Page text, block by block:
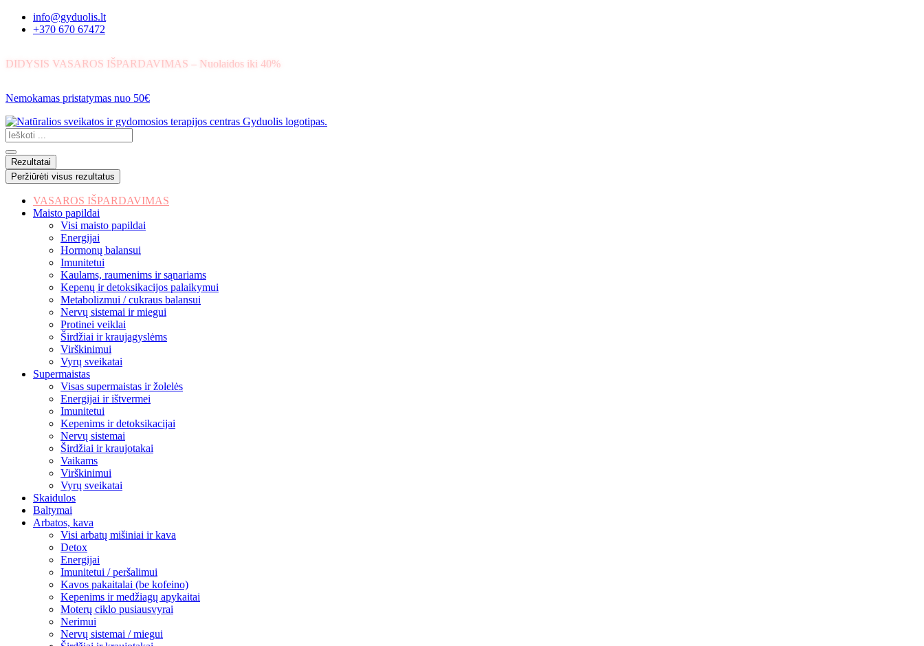
info@gyduolis.lt
+370 670 67472
VASAROS IŠPARDAVIMAS – Nuolaidos iki 40%
Nemokamas pristatymas nuo 50€
Search
...
Rezultatai
Peržiūrėti visus rezultatus
VASAROS IŠPARDAVIMAS
Maisto papildai
Visi maisto papildai
Energijai
Hormonų balansui
Imunitetui
Kaulams, raumenims ir sąnariams
Kepenų ir detoksikacijos palaikymui
Metabolizmui / cukraus balansui
Nervų sistemai ir miegui
Protinei veiklai
Širdžiai ir kraujagyslėms
Virškinimui
Vyrų sveikatai
Supermaistas
Visas supermaistas ir žolelės
Energijai ir ištvermei
Imunitetui
Kepenims ir detoksikacijai
Nervų sistemai
Širdžiai ir kraujotakai
Vaikams
Virškinimui
Vyrų sveikatai
Skaidulos
Baltymai
Arbatos, kava
Visi arbatų mišiniai ir kava
Detox
Energijai
Imunitetui / peršalimui
Kavos pakaitalai (be kofeino)
Kepenims ir medžiagų apykaitai
Moterų ciklo pusiausvyrai
Nerimui
Nervų sistemai / miegui